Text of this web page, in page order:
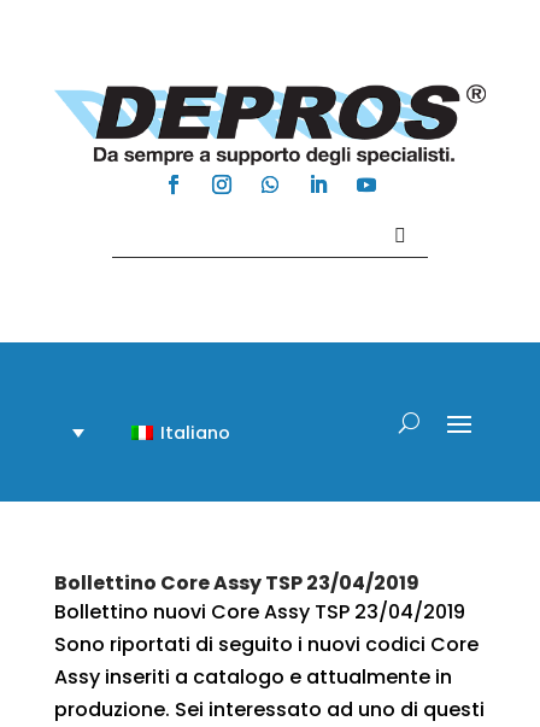
Italiano
Bollettino Core Assy TSP 23/04/2019
Bollettino nuovi Core Assy TSP 23/04/2019
Sono riportati di seguito i nuovi codici Core
Assy inseriti a catalogo e attualmente in
produzione. Sei interessato ad uno di questi